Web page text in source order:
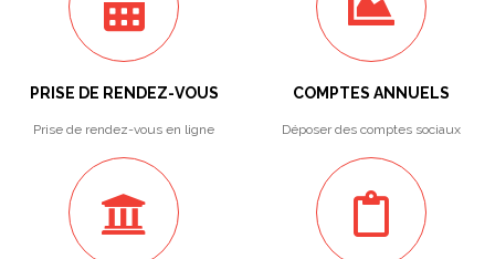
PRISE DE RENDEZ-VOUS
Prise de rendez-vous en ligne
COMPTES ANNUELS
Déposer des comptes sociaux